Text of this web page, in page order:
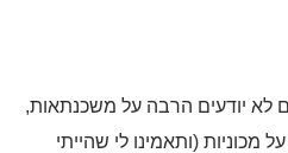
הרבה על משכנתאות,
(ותאמינו לי שהייתי